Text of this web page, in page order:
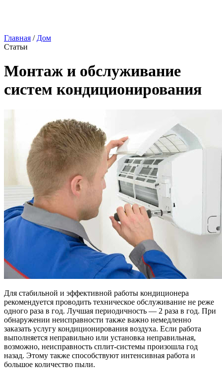
Главная / Дом
Статьи
Монтаж и обслуживание
систем кондиционирования
Для стабильной и эффективной работы кондиционера
рекомендуется проводить техническое обслуживание не реже
одного раза в год. Лучшая периодичность — 2 раза в год. При
обнаружении неисправности также важно немедленно
заказать услугу кондиционирования воздуха. Если работа
выполняется неправильно или установка неправильная,
возможно, неисправность сплит-системы произошла год
назад. Этому также способствуют интенсивная работа и
большое количество пыли.